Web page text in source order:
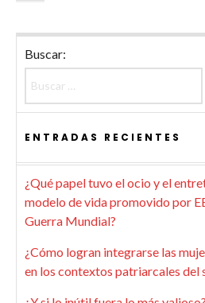
Buscar:
ENTRADAS RECIENTES
¿Qué papel tuvo el ocio y el
modelo de vida promovido por
Guerra Mundial?
¿Cómo logran integrarse las
en los contextos patriarcales del